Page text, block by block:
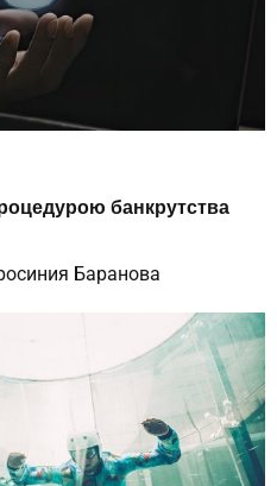
банкрутства
Баранова